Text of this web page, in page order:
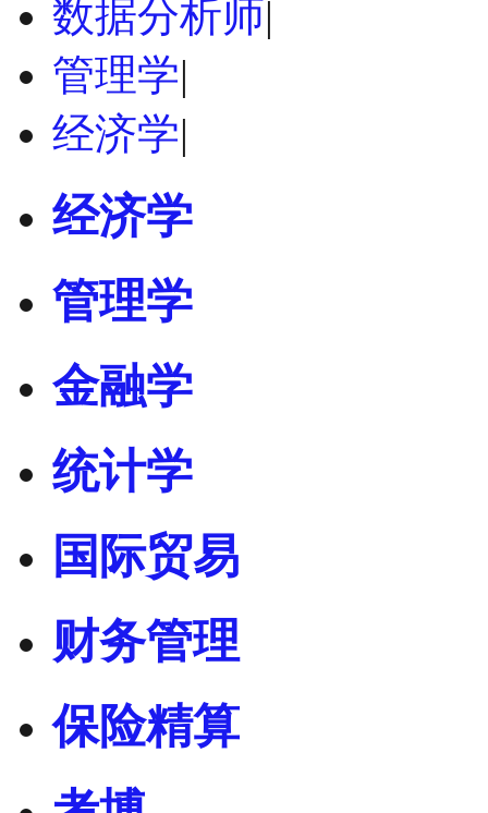
数据分析师|
管理学|
经济学|
经济学
管理学
金融学
统计学
国际贸易
财务管理
保险精算